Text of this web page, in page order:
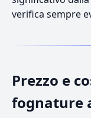
verifica sempre
Prezzo e
fognature